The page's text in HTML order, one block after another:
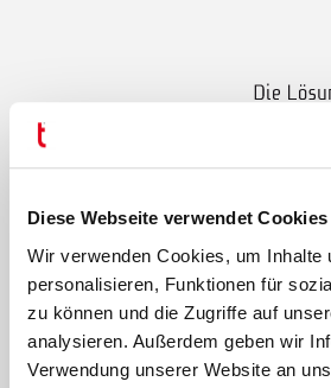
Diese Webseite verwendet Cookies
Wir verwenden Cookies, um Inhalte
personalisieren, Funktionen für
zu können und die Zugriffe auf
analysieren. Außerdem geben wir
Verwendung unserer Website an
Lösungen
t bend - CNC-Rohrbiegemaschinen
t bend - Roboter Biegetechnik
t form - Rohrumformmaschinen